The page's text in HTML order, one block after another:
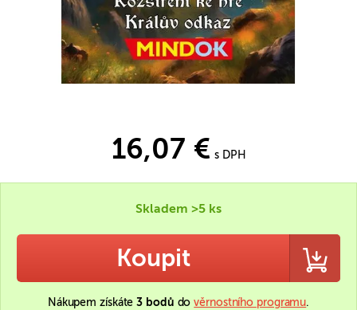
16,07 € s DPH
Skladem >5 ks
Koupit
Nákupem získáte3 bodů dověrnostního programu.